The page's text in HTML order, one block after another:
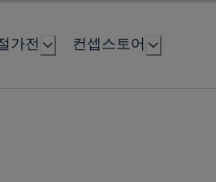
가전 컨셉스토어